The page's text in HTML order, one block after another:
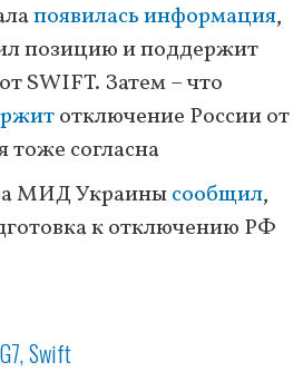
появилась информация,
позицию и поддержит
SWIFT. Затем – что
отключение России от
тоже согласна
МИД Украинысообщил,
к отключению РФ
G7 Swift